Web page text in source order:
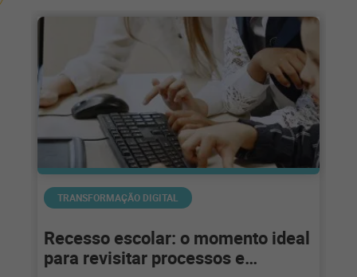
TRANSFORMAÇÃO DIGITAL
Recesso escolar: o momento ideal
para revisitar processos e